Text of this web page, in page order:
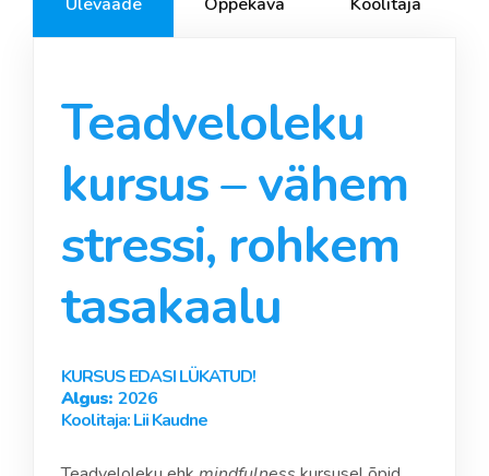
Teadveloleku
kursus – vähem
stressi, rohkem
tasakaalu
KURSUS EDASI LÜKATUD!
Algus:2026
Koolitaja: Lii Kaudne